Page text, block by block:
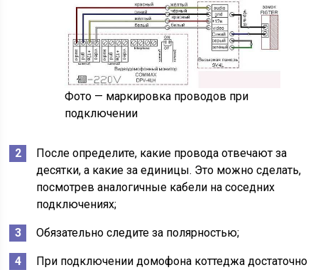
Фото — маркировка проводов при
подключении
После определите, какие провода отвечают за
десятки, а какие за единицы. Это можно сделать,
посмотрев аналогичные кабели на соседних
подключениях;
Обязательно следите за полярностью;
При подключении домофона коттеджа достаточно